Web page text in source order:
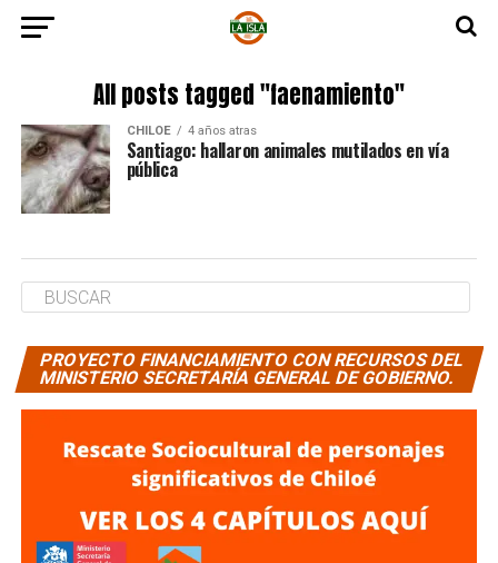
All posts tagged "faenamiento"
CHILOE 4 años atras
Santiago: hallaron animales mutilados en vía
pública
PROYECTO FINANCIAMIENTO CON RECURSOS DEL
MINISTERIO SECRETARÍA GENERAL DE GOBIERNO.